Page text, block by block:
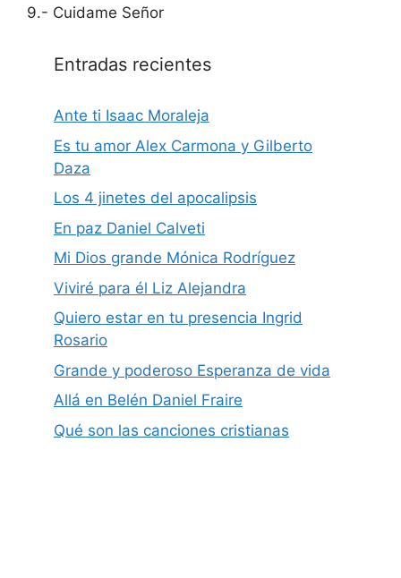
9.- Cuidame Señor
Entradas recientes
Ante ti Isaac Moraleja
Es tu amor Alex Carmona y Gilberto
Daza
Los 4 jinetes del apocalipsis
En paz Daniel Calveti
Mi Dios grande Mónica Rodríguez
Viviré para él Liz Alejandra
Quiero estar en tu presencia Ingrid
Rosario
Grande y poderoso Esperanza de vida
Allá en Belén Daniel Fraire
Qué son las canciones cristianas